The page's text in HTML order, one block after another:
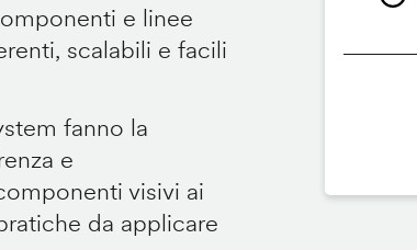
e linee
scalabili e facili
fanno la
e
visivi ai
da applicare